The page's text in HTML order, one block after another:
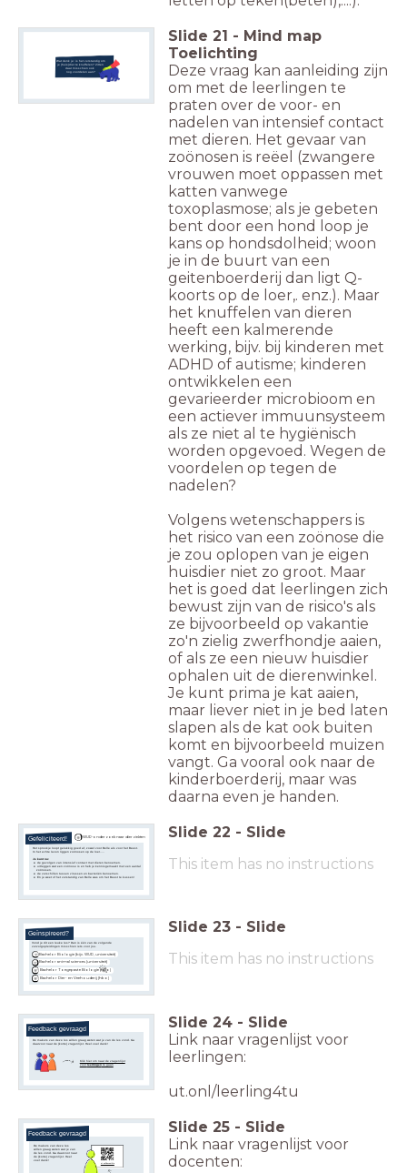
Wat denk je: is het verstandig om
je (huis)dier te knuffelen? Zitten
daar misschien ook
nog voordelen aan?
Slide 21 - Mind map
Toelichting
Deze vraag kan aanleiding zijn
om met de leerlingen te
praten over de voor- en
nadelen van intensief contact
met dieren. Het gevaar van
zoönosen is reëel (zwangere
vrouwen moet oppassen met
katten vanwege
toxoplasmose; als je gebeten
bent door een hond loop je
kans op hondsdolheid; woon
je in de buurt van een
geitenboerderij dan ligt Q-
koorts op de loer,. enz.). Maar
het knuffelen van dieren
heeft een kalmerende
werking, bijv. bij kinderen met
ADHD of autisme; kinderen
ontwikkelen een
gevarieerder microbioom en
een actiever immuunsysteem
als ze niet al te hygiënisch
worden opgevoed. Wegen de
voordelen op tegen de
nadelen?
Volgens wetenschappers is
het risico van een zoönose die
je zou oplopen van je eigen
huisdier niet zo groot. Maar
het is goed dat leerlingen zich
bewust zijn van de risico's als
ze bijvoorbeeld op vakantie
zo'n zielig zwerfhondje aaien,
of als ze een nieuw huisdier
ophalen uit de dierenwinkel.
Je kunt prima je kat aaien,
maar liever niet in je bed laten
slapen als de kat ook buiten
komt en bijvoorbeeld muizen
vangt. Ga vooral ook naar de
kinderboerderij, maar was
daarna even je handen.
Gefeliciteerd!
Het sprookje loopt gelukkig goed af, zowel voor Belle als voor het Beest.
In het echte leven liggen zoönosen op de loer.....
Je kunt nu:
de gevolgen van intensief contact met dieren benoemen.
uitleggen wat een zoönose is en heb je kennisgemaakt met een aantal
zoönosen.
de verschillen tussen virussen en bacteriën benoemen.
En je weet of het verstandig van Belle was om het Beest te kussen!
WUR-onderzoek naar dierziekten Slide 22 - Slide
This item has no instructions
Geïnspireerd?
Vond je dit een leuke les? Dan is één van de volgende
vervolgopleidingen misschien iets voor jou.
Bachelor Biologie (bijv. WUR, universiteit)
Bachelor animal sciences (universiteit)
Bachelor Toegepaste Biologie (hbo)
Bachelor Dier- en Veehouderij (hbo)
Slide 23 - Slide
This item has no instructions
De makers van deze les willen graag weten wat je van de les vond. Ga
daarvoor naar de (korte) vragenlijst. Heel veel dank!
Feedback gevraagd
Klik hier om naar de vragenlijst
voorleerlingente gaan
Slide 24 - Slide
Link naar vragenlijst voor
leerlingen:
ut.onl/leerling4tu
De makers van deze les
willen graag weten wat je van
de les vond. Ga daarvoor naar
de (korte) vragenlijst. Heel
veel dank!
Feedback gevraagd
ut.onl/docent4tu
Slide 25 - Slide
Link naar vragenlijst voor
docenten: